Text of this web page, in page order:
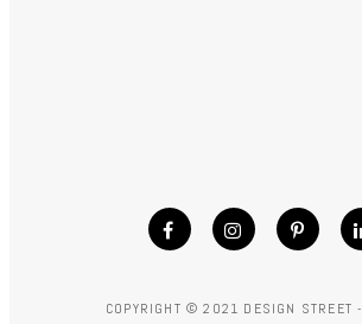
COPYRIGHT © 2021 DESIGN STREET -